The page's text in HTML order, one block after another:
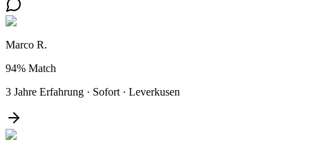
Marco R.
94% Match
3 Jahre Erfahrung · Sofort · Leverkusen